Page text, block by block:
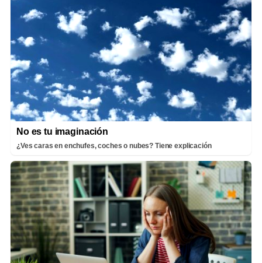
No es tu imaginación
¿Ves caras en enchufes, coches o nubes? Tiene explicación